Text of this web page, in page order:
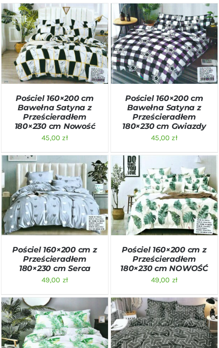
DODAJ DO KOSZYKA
/
SZCZEGÓŁY
Pościel 160×200 cm
Bawełna Satyna z
Prześcieradłem
180×230 cm Nowość
45,00zł
DODAJ DO KOSZYKA
/
SZCZEGÓŁY
Pościel 160×200 cm
Bawełna Satyna z
Prześcieradłem
180×230 cm Gwiazdy
45,00zł
DODAJ DO KOSZYKA
/
SZCZEGÓŁY
Pościel 160×200 cm z
Prześcieradłem
180×230 cm Serca
49,00 zł
DODAJ DO KOSZYKA
/
SZCZEGÓŁY
Pościel 160×200 cm z
Prześcieradłem
180×230 cm NOWOŚĆ
49,00 zł
DODAJ DO KOSZYKA
/
SZCZEGÓŁY
DODAJ DO KOSZYKA
/
SZCZEGÓŁY